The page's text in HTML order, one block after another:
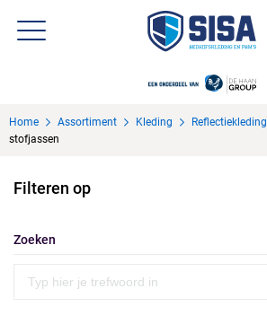
Over Sisa
Home Assortiment Kleding Reflectiekleding
stofjassen
Filteren op
Zoeken